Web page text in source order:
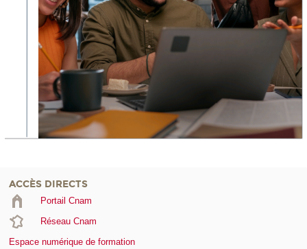
ACCÈS DIRECTS
Portail Cnam
Réseau Cnam
Espace numérique de formation